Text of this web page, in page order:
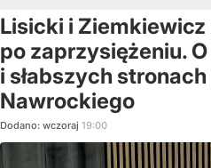
Lisicki i Ziemkiewicz
po zaprzysiężeniu.
i słabszych
Nawrockiego
Dodano: wczoraj 19:00